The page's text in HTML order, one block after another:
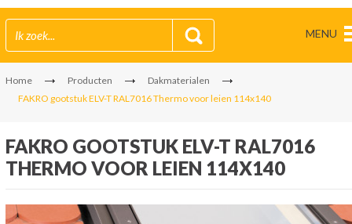
MENU
Home Producten
Dakmaterialen
FAKRO gootstuk ELV-T RAL7016 Thermo voor leien 114x140
FAKRO GOOTSTUK ELV-T RAL7016
THERMO VOOR LEIEN 114X140